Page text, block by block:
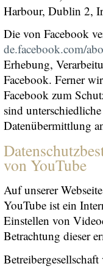
Harbour, Dublin 2,
Die von Facebook
de.facebook.com/
Erhebung,
Facebook. Ferner
Facebook zum
sind
Datenübermittlung
von YouTube
Auf unserer
YouTube ist ein
Einstellen von
Betrachtung dieser